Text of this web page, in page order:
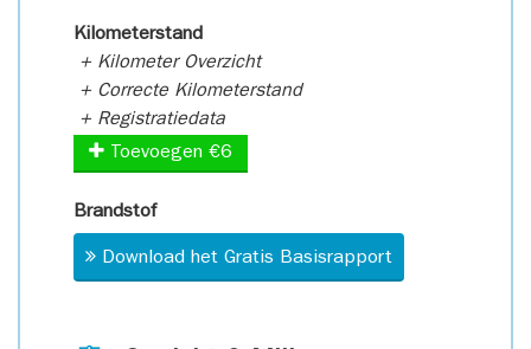
Kilometerstand
+ Kilometer Overzicht
+ Correcte Kilometerstand
+ Registratiedata
Toevoegen €6
Brandstof
Download het Gratis Basisrapport